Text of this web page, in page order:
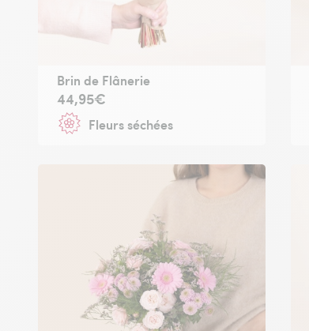
Brin de Flânerie
44,95€
Fleurs séchées